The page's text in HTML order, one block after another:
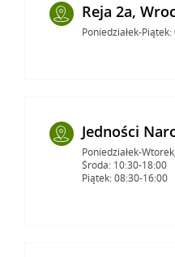
Reja 2a,
Poniedziałek-
Jedności
Poniedziałek-
Środa: 10:30-18:00
Piątek: 08:30-16:00